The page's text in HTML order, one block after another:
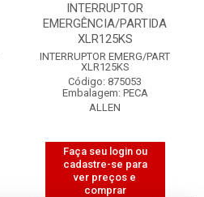
INTERRUPTOR
EMERGÊNCIA/PARTIDA
XLR125KS
INTERRUPTOR EMERG/PART
XLR125KS
Código: 875053
Embalagem: PECA
ALLEN
Faça seu login ou
cadastre-se para
ver preços e
comprar